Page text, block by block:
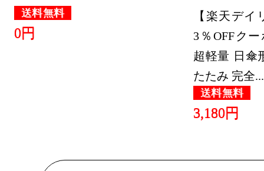
ランキング：
2022/04/17
バッグ・
ランキング：
2022/03/29
送料無料
0円
【楽天デイ
3％OFFク
超軽量 日傘
たたみ 完全...
送料無料
3,180円